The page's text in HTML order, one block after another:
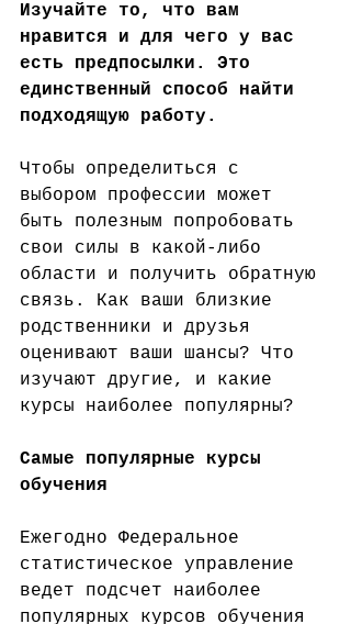
Изучайте то, что вам
нравится и для чего у вас
есть предпосылки. Это
единственный способ найти
подходящую работу.
Чтобы определиться с
выбором профессии может
быть полезным попробовать
свои силы в какой-либо
области и получить обратную
связь. Как ваши близкие
родственники и друзья
оценивают ваши шансы? Что
изучают другие, и какие
курсы наиболее популярны?
Самые популярные курсы
обучения
Ежегодно Федеральное
статистическое управление
ведет подсчет наиболее
популярных курсов обучения